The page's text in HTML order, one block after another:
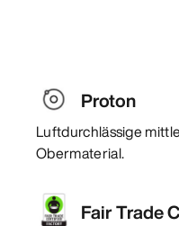
Proton
Luftdurchlässige
Obermaterial.
Fair Trade